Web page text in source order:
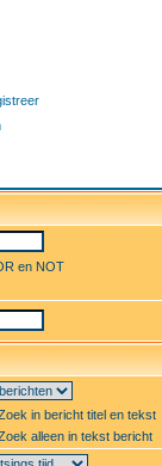
en NOT
in bericht titel en tekst
alleen in tekst bericht